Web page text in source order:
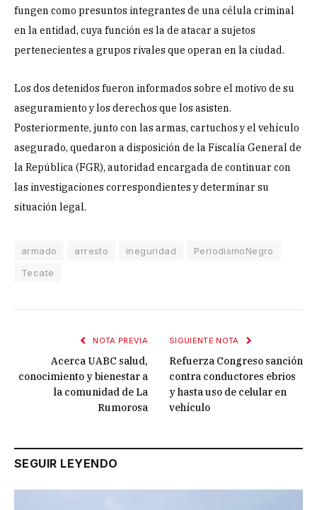
fungen como presuntos integrantes de una célula criminal
en la entidad, cuya función es la de atacar a sujetos
pertenecientes a grupos rivales que operan en la ciudad.
Los dos detenidos fueron informados sobre el motivo de su
aseguramiento y los derechos que los asisten.
Posteriormente, junto con las armas, cartuchos y el vehículo
asegurado, quedaron a disposición de la Fiscalía General de
la República (FGR), autoridad encargada de continuar con
las investigaciones correspondientes y determinar su
situación legal.
armado arresto ineguridad
PeriodismoNegro
Tecate
NOTA PREVIA
Acerca UABC salud,
conocimiento y bienestar a
la comunidad de La
Rumorosa
SIGUIENTE NOTA
Refuerza Congreso sanción
contra conductores ebrios
y hasta uso de celular en
vehículo
SEGUIR LEYENDO